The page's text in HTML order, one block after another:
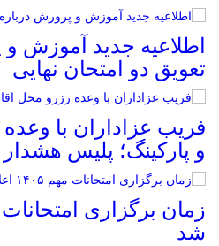
اطلاعیه جدید آموزش
تعویق دو امتحان نهایی
فریب عزاداران با
و پارکینگ؛ پلیس هشدار
شد